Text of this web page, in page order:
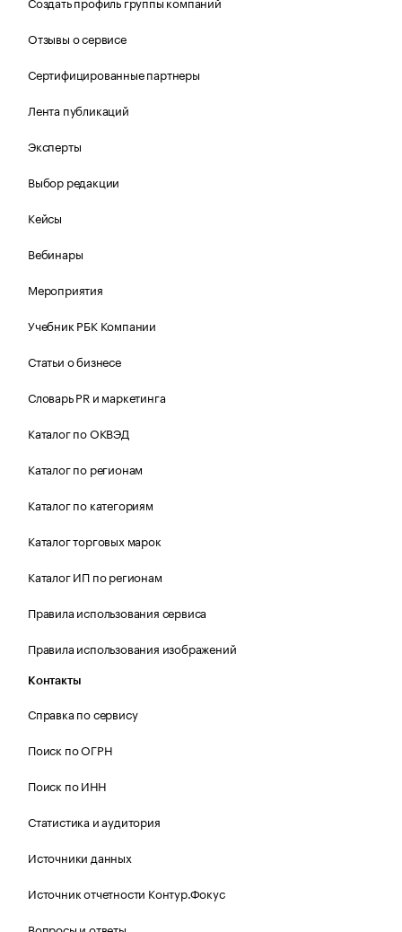
Отзывы о сервисе
Сертифицированные партнеры
Лента публикаций
Эксперты
Выбор редакции
Кейсы
Вебинары
Мероприятия
Учебник РБК Компании
Статьи о бизнесе
Словарь PR и маркетинга
Каталог по ОКВЭД
Каталог по регионам
Каталог по категориям
Каталог торговых марок
Каталог ИП по регионам
Правила использования сервиса
Правила использования изображений
Контакты
Справка по сервису
Поиск по ОГРН
Поиск по ИНН
Статистика и аудитория
Источники данных
Источник отчетности Контур.Фокус